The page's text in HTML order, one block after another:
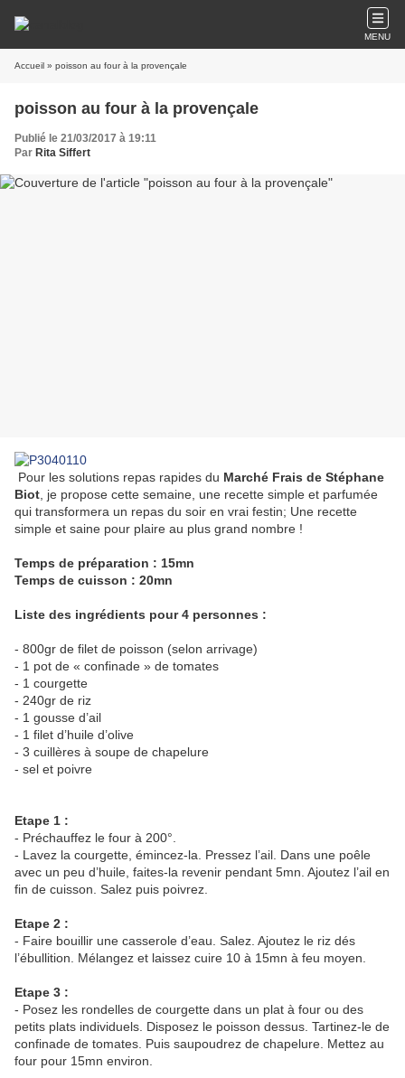
MENU
Accueil » poisson au four à la provençale
poisson au four à la provençale
Publié le 21/03/2017 à 19:11
Par Rita Siffert
Pour les solutions repas rapides du Marché Frais de Stéphane
Biot , je propose cette semaine, une recette simple et parfumée
qui transformera un repas du soir en vrai festin; Une recette
simple et saine pour plaire au plus grand nombre !
Temps de préparation : 15mn
Temps de cuisson : 20mn
Liste des ingrédients pour 4 personnes :
- 800gr de filet de poisson (selon arrivage)
- 1 pot de « confinade » de tomates
- 1 courgette
- 240gr de riz
- 1 gousse d’ail
- 1 filet d’huile d’olive
- 3 cuillères à soupe de chapelure
- sel et poivre
Etape 1 :
- Préchauffez le four à 200°.
- Lavez la courgette, émincez-la. Pressez l’ail. Dans une poêle
avec un peu d’huile, faites-la revenir pendant 5mn. Ajoutez l’ail en
fin de cuisson. Salez puis poivrez.
Etape 2 :
- Faire bouillir une casserole d’eau. Salez. Ajoutez le riz dés
l’ébullition. Mélangez et laissez cuire 10 à 15mn à feu moyen.
Etape 3 :
- Posez les rondelles de courgette dans un plat à four ou des
petits plats individuels. Disposez le poisson dessus. Tartinez-le de
confinade de tomates. Puis saupoudrez de chapelure. Mettez au
four pour 15mn environ.